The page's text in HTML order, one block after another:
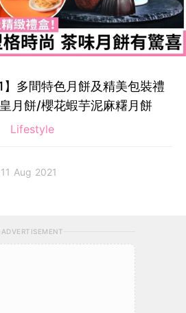
】多間特色月餅及精美包裝禮
月餅/櫻花蝦芋泥麻糬月餅
Lifestyle
Aug 2021
ADVERTISEMENT